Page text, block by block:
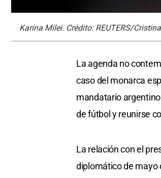
Karina Milei. Crédito: REUTERS/
La agenda no
caso del monarca
mandatario
de fútbol y reunirse
La relación con el
diplomático de mayo